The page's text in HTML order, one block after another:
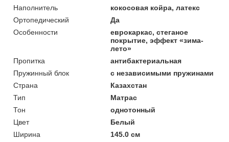
Наполнитель
кокосовая койра, латекс
Ортопедический
Да
Особенности
еврокаркас, стеганое
покрытие, эффект «зима-
лето»
Пропитка
антибактериальная
Пружинный блок
с независимыми пружинами
Страна
Казахстан
Тип
Матрас
Тон
однотонный
Цвет
Белый
Ширина
145.0 см